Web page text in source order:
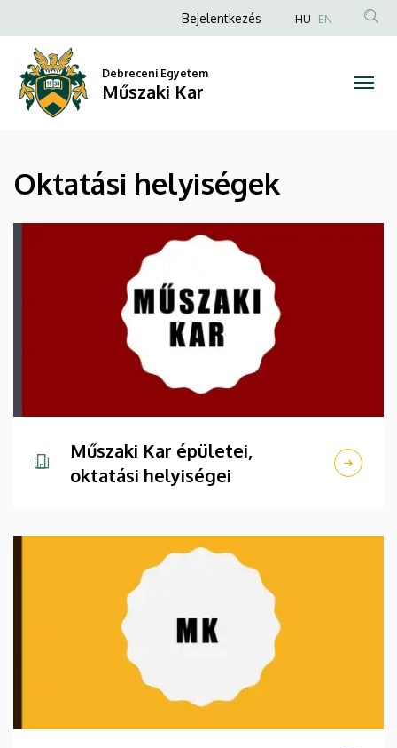
helyiségek
Műszaki
Kar
a
tartalomra
Anonim
fiók
menüje
Bejelentkezés HU EN
Debreceni Egyetem
Műszaki Kar
Oktatási helyiségek
Műszaki Kar épületei,
oktatási helyiségei